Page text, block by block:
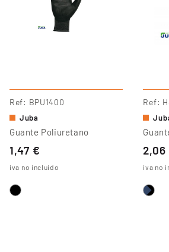
Ref BPU1400
Juba
Guante Poliuretano
1,47 €
iva no incluido
Ref
2,06
iva no